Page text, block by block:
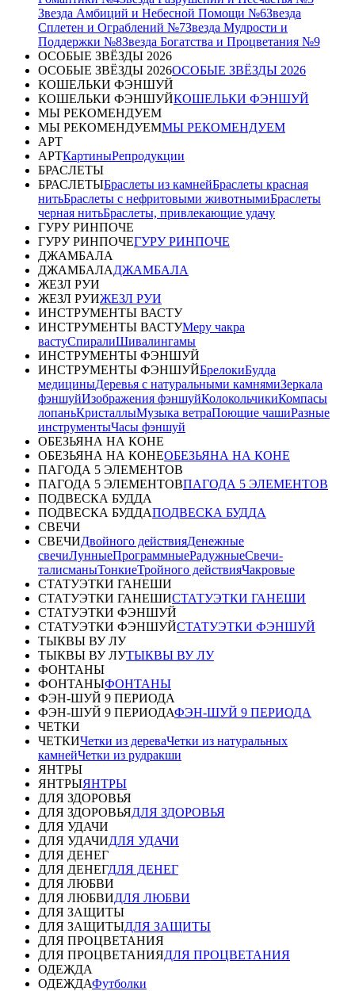
Звезда Амбиций и Небесной Помощи №6Звезда
Сплетен и Ограблений №7Звезда Мудрости и
Поддержки №8Звезда Богатства и Процветания №9
ОСОБЫЕ ЗВЁЗДЫ 2026
ОСОБЫЕ ЗВЁЗДЫ 2026ОСОБЫЕ ЗВЁЗДЫ 2026
КОШЕЛЬКИ ФЭНШУЙ
КОШЕЛЬКИ ФЭНШУЙКОШЕЛЬКИ ФЭНШУЙ
МЫ РЕКОМЕНДУЕМ
МЫ РЕКОМЕНДУЕММЫ РЕКОМЕНДУЕМ
АРТ
АРТКартиныРепродукции
БРАСЛЕТЫ
БРАСЛЕТЫБраслеты из камнейБраслеты красная
нитьБраслеты с нефритовыми животнымиБраслеты
черная нитьБраслеты, привлекающие удачу
ГУРУ РИНПОЧЕ
ГУРУ РИНПОЧЕГУРУ РИНПОЧЕ
ДЖАМБАЛА
ДЖАМБАЛАДЖАМБАЛА
ЖЕЗЛ РУИ
ЖЕЗЛ РУИЖЕЗЛ РУИ
ИНСТРУМЕНТЫ ВАСТУ
ИНСТРУМЕНТЫ ВАСТУМеру чакра
вастуСпиралиШивалингамы
ИНСТРУМЕНТЫ ФЭНШУЙ
ИНСТРУМЕНТЫ ФЭНШУЙБрелокиБудда
медициныДеревья с натуральными камнямиЗеркала
фэншуйИзображения фэншуйКолокольчикиКомпасы
лопаньКристаллыМузыка ветраПоющие чашиРазные
инструментыЧасы фэншуй
ОБЕЗЬЯНА НА КОНЕ
ОБЕЗЬЯНА НА КОНЕОБЕЗЬЯНА НА КОНЕ
ПАГОДА 5 ЭЛЕМЕНТОВ
ПАГОДА 5 ЭЛЕМЕНТОВПАГОДА 5 ЭЛЕМЕНТОВ
ПОДВЕСКА БУДДА
ПОДВЕСКА БУДДАПОДВЕСКА БУДДА
СВЕЧИ
СВЕЧИДвойного действияДенежные
свечиЛунныеПрограммныеРадужныеСвечи-
талисманыТонкиеТройного действияЧакровые
СТАТУЭТКИ ГАНЕШИ
СТАТУЭТКИ ГАНЕШИСТАТУЭТКИ ГАНЕШИ
СТАТУЭТКИ ФЭНШУЙ
СТАТУЭТКИ ФЭНШУЙСТАТУЭТКИ ФЭНШУЙ
ТЫКВЫ ВУ ЛУ
ТЫКВЫ ВУ ЛУТЫКВЫ ВУ ЛУ
ФОНТАНЫ
ФОНТАНЫФОНТАНЫ
ФЭН-ШУЙ 9 ПЕРИОДА
ФЭН-ШУЙ 9 ПЕРИОДАФЭН-ШУЙ 9 ПЕРИОДА
ЧЕТКИ
ЧЕТКИЧетки из дереваЧетки из натуральных
камнейЧетки из рудракши
ЯНТРЫ
ЯНТРЫЯНТРЫ
ДЛЯ ЗДОРОВЬЯ
ДЛЯ ЗДОРОВЬЯДЛЯ ЗДОРОВЬЯ
ДЛЯ УДАЧИ
ДЛЯ УДАЧИДЛЯ УДАЧИ
ДЛЯ ДЕНЕГ
ДЛЯ ДЕНЕГДЛЯ ДЕНЕГ
ДЛЯ ЛЮБВИ
ДЛЯ ЛЮБВИДЛЯ ЛЮБВИ
ДЛЯ ЗАЩИТЫ
ДЛЯ ЗАЩИТЫДЛЯ ЗАЩИТЫ
ДЛЯ ПРОЦВЕТАНИЯ
ДЛЯ ПРОЦВЕТАНИЯДЛЯ ПРОЦВЕТАНИЯ
ОДЕЖДА
ОДЕЖДАФутболки